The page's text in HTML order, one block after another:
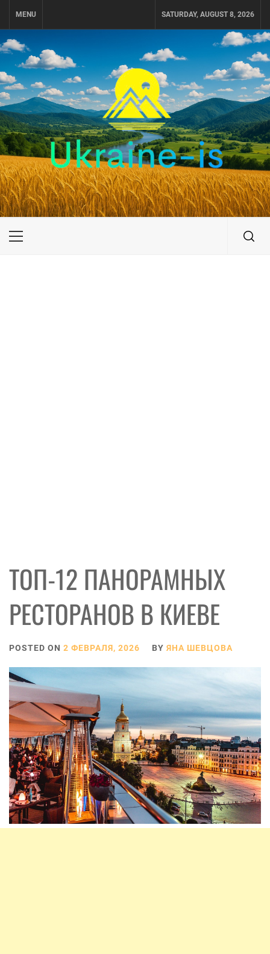
MENU SATURDAY, AUGUST 8, 2026
UKRAINE-IS
ПУТЕШЕСТВИЕ ПО УКРАИНЕ
Primary
ТОП-12 ПАНОРАМНЫХ
РЕСТОРАНОВ В КИЕВЕ
POSTED ON 2 ФЕВРАЛЯ, 2026 BY ЯНА ШЕВЦОВА